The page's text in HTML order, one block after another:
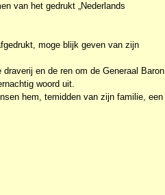
van het gedrukt „Nederlands
moge blijk geven van zijn
en de ren om de Generaal Baron
woord uit.
hem, temidden van zijn familie, een